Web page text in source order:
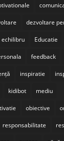
dezvoltare
echilibru Educatie
feedback
inspiratie
kidibot mediu
obiective
responsabilitate